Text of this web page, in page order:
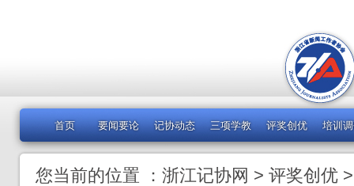
首页 要闻要论 记协动态 三项学教 评奖创优 培训
您当前的位置 ： 浙江记协网 > 评奖创优